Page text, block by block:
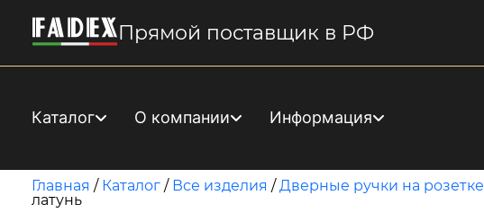
Прямой поставщик в РФ
Каталог О компании Информация
Главная / Каталог / Все изделия /Дверные ручки на розетке
латунь